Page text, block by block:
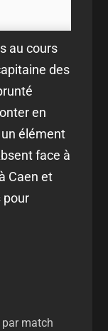
au cours
des
en
élément
face à
Caen et
pour
match